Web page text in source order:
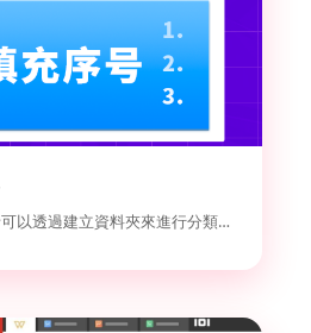
在WPS網盤中，使用者可以透過建立資料夾來進行分類管理。點選...